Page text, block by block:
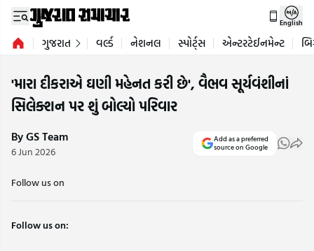
English
ગુજરાત વર્લ્ડ નેશનલ સ્પોર્ટ્સ એન્ટરટેઈનમેન્ટ
'મારા દીકરાએ ઘણી મહેનત કરી છે', વૈભવ સૂર્યવંશીનાં
સિલેક્શન પર શું બોલ્યો પરિવાર
By GS Team
6 Jun 2026
Add as a preferred
source on Google
Follow us on
Follow us on: